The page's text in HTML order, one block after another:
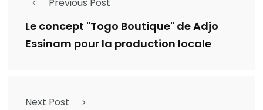
Previous Post
Le concept "Togo Boutique" de Adjo
Essinam pour la production locale
Next Post